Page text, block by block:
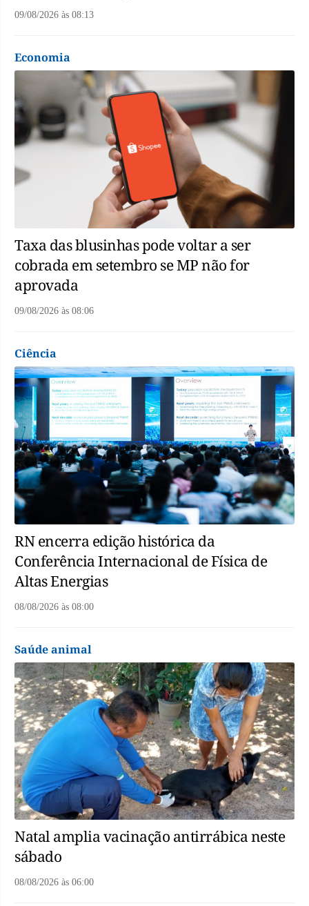
09/08/2026 às 08:13
Economia
Taxa das blusinhas pode voltar a ser
cobrada em setembro se MP não for
aprovada
09/08/2026 às 08:06
Ciência
RN encerra edição histórica da
Conferência Internacional de Física de
Altas Energias
08/08/2026 às 08:00
Saúde animal
Natal amplia vacinação antirrábica neste
sábado
08/08/2026 às 06:00